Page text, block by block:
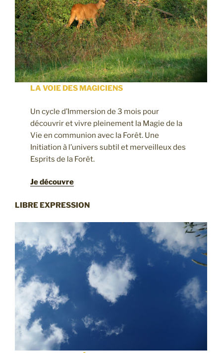
LA VOIE DES MAGICIENS
Un cycle d’Immersion de 3 mois pour
découvrir et vivre pleinement la Magie de la
Vie en communion avec la Forêt. Une
Initiation à l’univers subtil et merveilleux des
Esprits de la Forêt.
Je découvre
LIBRE EXPRESSION